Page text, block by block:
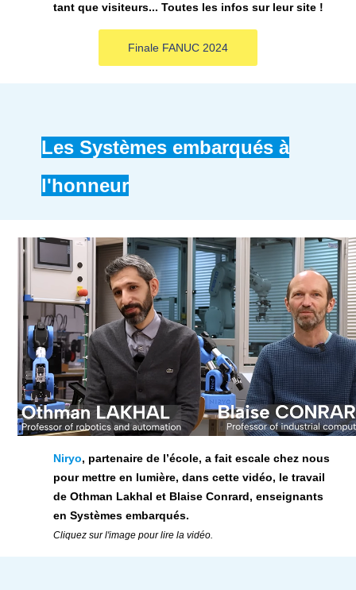
tant que visiteurs... Toutes les infos sur leur site !
Finale FANUC 2024
Les Systèmes embarqués à
l'honneur
Niryo, partenaire de l’école, a fait escale chez nous
pour mettre en lumière, dans cette vidéo, le travail
de Othman Lakhal et Blaise Conrard, enseignants
en Systèmes embarqués.
Cliquez sur l'image pour lire la vidéo.